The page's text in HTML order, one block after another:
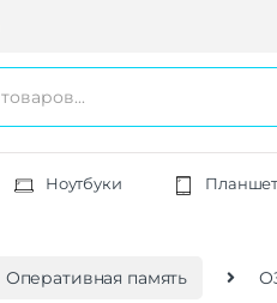
Ноутбуки
Оперативная память